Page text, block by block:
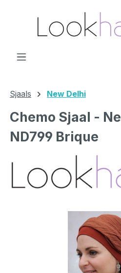
Ga naar de hoofdinhoud
Sjaals New Delhi
Chemo Sjaal -
ND799 Brique
Afbeeldingengalerij overslaan